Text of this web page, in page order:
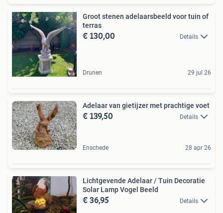
Groot stenen adelaarsbeeld voor tuin of
terras
€ 130,00 Details
Drunen 29 jul 26
Adelaar van gietijzer met prachtige voet
€ 139,50 Details
Enschede 28 apr 26
Lichtgevende Adelaar / Tuin Decoratie
Solar Lamp Vogel Beeld
€ 36,95 Details